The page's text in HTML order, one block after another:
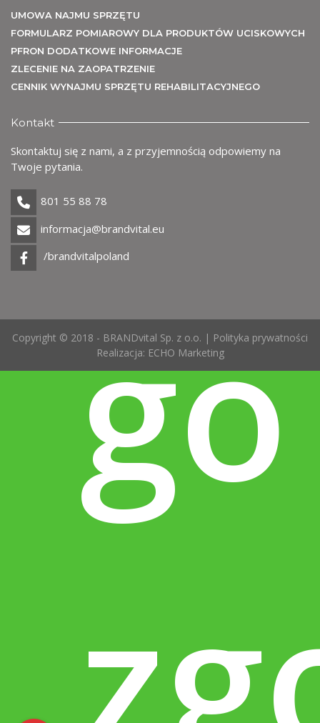
UMOWA NAJMU SPRZĘTU
FORMULARZ POMIAROWY DLA PRODUKTÓW UCISKOWYCH
PFRON DODATKOWE INFORMACJE
ZLECENIE NA ZAOPATRZENIE
CENNIK WYNAJMU SPRZĘTU REHABILITACYJNEGO
Kontakt
Skontaktuj się z nami, a z przyjemnością odpowiemy na
Twoje pytania.
801 55 88 78
informacja@brandvital.eu
/brandvitalpoland
Copyright © 2018 - BRANDvital Sp. z o.o. | Polityka prywatności
Realizacja: ECHO Marketing
go